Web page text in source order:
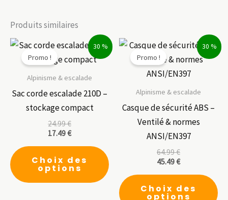
Produits similaires
30 %
Promo !
Alpinisme & escalade
Sac corde escalade 210D –
stockage compact
24.99€
17.49€
Choix des
options
produit
plusieurs
30 %
Promo !
Alpinisme & escalade
Casque de sécurité ABS –
Ventilé & normes
ANSI/EN397
64.99€
45.49€
Choix des
options